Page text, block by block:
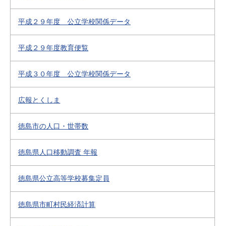
平成２９年度 公立学校関係データ
平成２９年度教育便覧
平成３０年度 公立学校関係データ
広報とくしま
徳島市の人口・世帯数
徳島県人口移動調査 年報
徳島県公立高等学校募集定員
徳島県市町村民経済計算